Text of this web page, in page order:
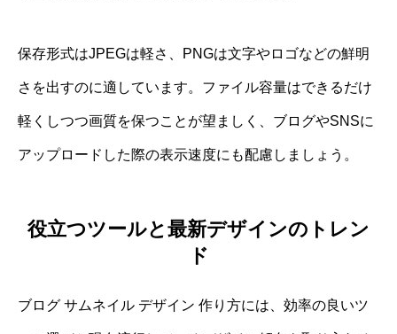
保存形式はJPEGは軽さ、PNGは文字やロゴなどの鮮明
さを出すのに適しています。ファイル容量はできるだけ
軽くしつつ画質を保つことが望ましく、ブログやSNSに
アップロードした際の表示速度にも配慮しましょう。
役立つツールと最新デザインのトレン
ド
ブログ サムネイル デザイン 作り方には、効率の良いツ